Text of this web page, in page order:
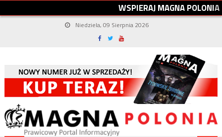
WSPIERAJMAGNAPOLONIA
Niedziela, 09 Sierpnia 2026